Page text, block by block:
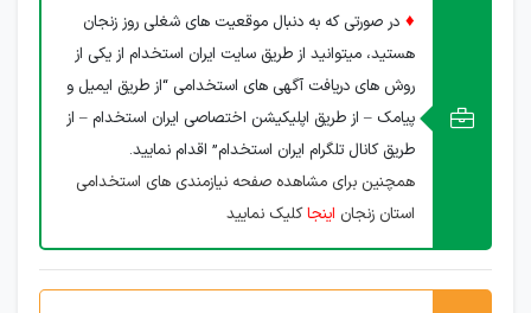
♦ در صورتی که به دنبال موقعیت های شغلی روز زنجان
هستید، میتوانید از طریق سایت ایران استخدام از یکی از
روش های دریافت آگهی های استخدامی “از طریق ایمیل و
پیامک – از طریق اپلیکیشن اختصاصی ایران استخدام – از
طریق کانال تلگرام ایران استخدام” اقدام نمایید.
همچنین برای مشاهده صفحه نیازمندی های استخدامی
استان زنجان اینجاکلیک نمایید